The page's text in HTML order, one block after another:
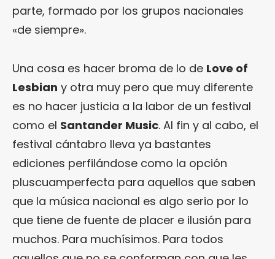
parte, formado por los grupos nacionales
«de siempre».
Una cosa es hacer broma de lo de Love of
Lesbian y otra muy pero que muy diferente
es no hacer justicia a la labor de un festival
como el Santander Music. Al fin y al cabo, el
festival cántabro lleva ya bastantes
ediciones perfilándose como la opción
pluscuamperfecta para aquellos que saben
que la música nacional es algo serio por lo
que tiene de fuente de placer e ilusión para
muchos. Para muchísimos. Para todos